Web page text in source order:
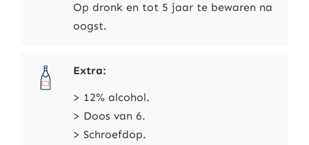
Op dronk en tot 5 jaar te bewaren na
oogst.
Extra:
> 12% alcohol.
> Doos van 6.
> Schroefdop.